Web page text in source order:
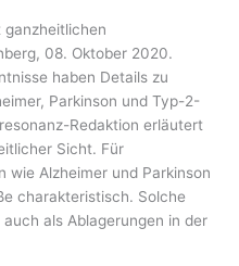
ganzheitlichen
08. Oktober 2020.
haben Details zu
Parkinson und Typ-2-
Redaktion erläutert
Sicht. Für
wie Alzheimer und Parkinson
charakteristisch. Solche
als Ablagerungen in der